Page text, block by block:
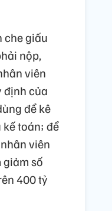
che giấu
nộp,
viên
định của
để kê
toán; để
viên
số
400 tỷ